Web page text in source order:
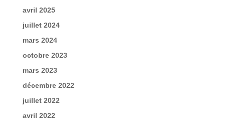
avril 2025
juillet 2024
mars 2024
octobre 2023
mars 2023
décembre 2022
juillet 2022
avril 2022